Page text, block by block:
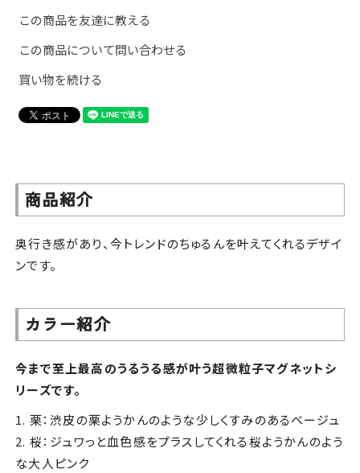
この商品を友達に教える
この商品について問い合わせる
買い物を続ける
商品紹介
奥行き感があり、今トレンドのちゅるんを叶えてくれるデザイ
ンです。
カラー紹介
今まで至上最高のうるうる感が叶う超微粒子マグネットシ
リーズです。
1. 栗：渋皮の栗ようかんのような少しくすみのあるベージュ
2. 桜：ジュワっと血色感をプラスしてくれる桜ようかんのよう
な大人ピンク